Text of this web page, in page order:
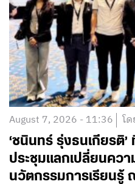
August 7, 2026 - 11:36 โ
‘ชนินทร์ รุ่งธนเกียรติ
ประชุมแลกเปลี่ยนควา
นวัตกรรมการเรียนรู้